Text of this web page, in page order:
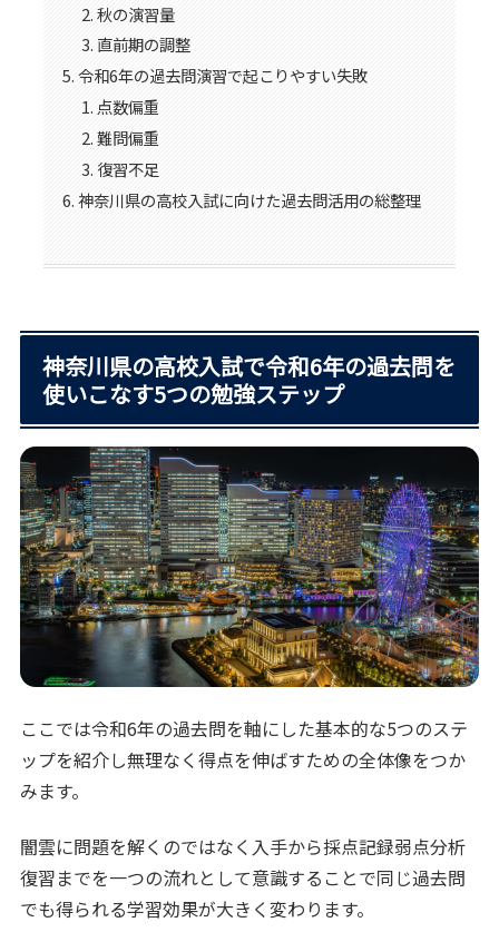
秋の演習量
直前期の調整
令和6年の過去問演習で起こりやすい失敗
点数偏重
難問偏重
復習不足
神奈川県の高校入試に向けた過去問活用の総整理
神奈川県の高校入試で令和6年の過去問を
使いこなす5つの勉強ステップ
ここでは令和6年の過去問を軸にした基本的な5つのステ
ップを紹介し無理なく得点を伸ばすための全体像をつか
みます。
闇雲に問題を解くのではなく入手から採点記録弱点分析
復習までを一つの流れとして意識することで同じ過去問
でも得られる学習効果が大きく変わります。